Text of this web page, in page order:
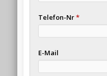
Telefon-Nr*
E-Mail